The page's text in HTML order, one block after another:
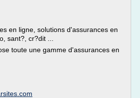
en ligne, solutions d'assurances en
sant?, cr?dit ...
toute une gamme d'assurances en